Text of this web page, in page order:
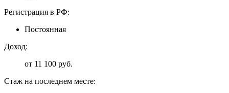
Регистрация в РФ:
Постоянная
Доход:
от 11 100 руб.
Стаж на последнем месте: